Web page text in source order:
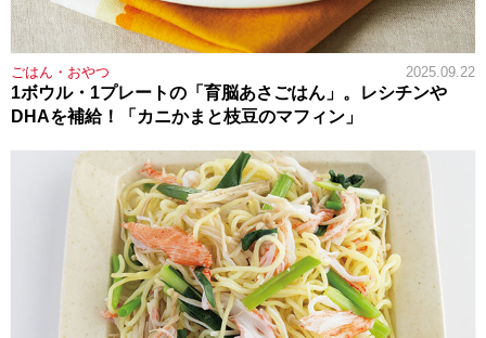
ごはん・おやつ 2025.09.22
1ボウル・1プレートの「育脳あさごはん」。レシチンや
DHAを補給！「カニかまと枝豆のマフィン」